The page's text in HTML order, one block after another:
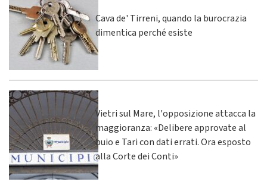
Cava de' Tirreni, quando la burocrazia
dimentica perché esiste
Vietri sul Mare, l'opposizione attacca la
maggioranza: «Delibere approvate al
buio e Tari con dati errati. Ora esposto
alla Corte dei Conti»